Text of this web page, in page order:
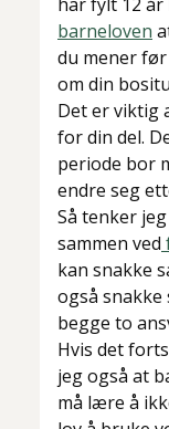
barneloven
du mener
om din
Det er viktig
for din del.
periode bor
endre seg
Så tenker
sammen ved
kan snakke
også snakke
begge to
Hvis det
jeg også at
må lære å